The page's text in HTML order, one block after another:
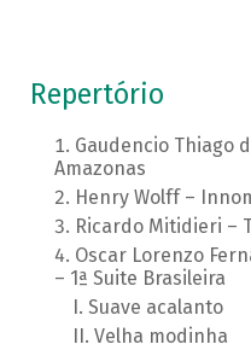
Repertório
Gaudencio Thiago
Amazonas
Henry Wolff –
Ricardo Mitidieri –
Oscar Lorenzo
– 1ª Suite Brasileira
Suave acalanto
Velha modinha